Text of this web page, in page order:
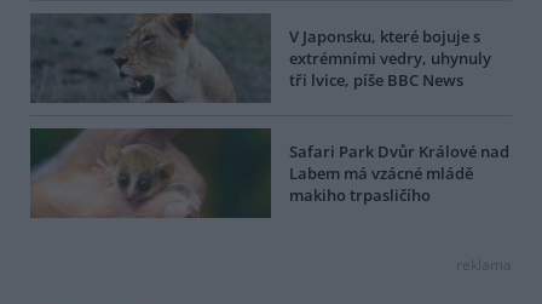
V Japonsku, které bojuje s
extrémními vedry, uhynuly
tři lvice, píše BBC News
Safari Park Dvůr Králové nad
Labem má vzácné mládě
makiho trpasličího
reklama